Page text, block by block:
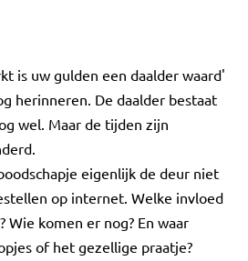
is uw gulden een daalder waard'
herinneren. De daalder bestaat
wel. Maar de tijden zijn
eigenlijk de deur niet
op internet. Welke invloed
Wie komen er nog? En waar
of het gezellige praatje?